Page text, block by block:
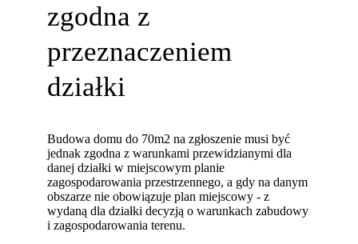
zgodna z
przeznaczeniem
działki
Budowa domu do 70m2 na zgłoszenie musi być
jednak zgodna z warunkami przewidzianymi dla
danej działki w miejscowym planie
zagospodarowania przestrzennego, a gdy na danym
obszarze nie obowiązuje plan miejscowy - z
wydaną dla działki decyzją o warunkach zabudowy
i zagospodarowania terenu.